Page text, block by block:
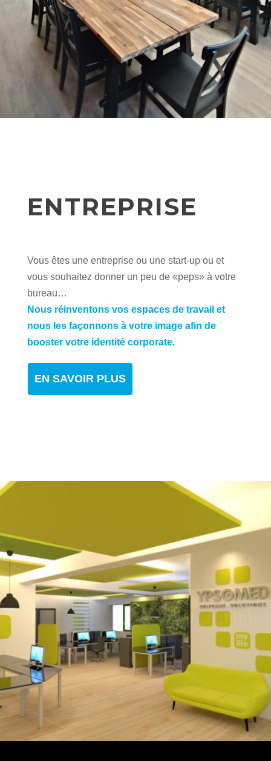
ENTREPRISE
Vous êtes une entreprise ou une start-up ou et
vous souhaitez donner un peu de «peps» à votre
bureau…
Nous réinventons vos espaces de travail et
nous les façonnons à votre image afin de
booster votre identité corporate.
EN SAVOIR PLUS